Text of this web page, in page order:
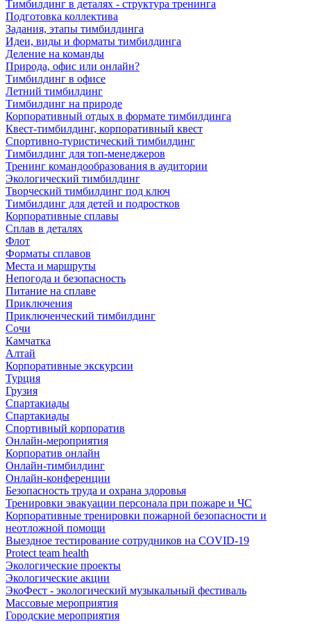
Тимбилдинг в деталях - структура тренинга
Подготовка коллектива
Задания, этапы тимбилдинга
Идеи, виды и форматы тимбилдинга
Деление на команды
Природа, офис или онлайн?
Тимбилдинг в офисе
Летний тимбилдинг
Тимбилдинг на природе
Корпоративный отдых в формате тимбилдинга
Квест-тимбилдинг, корпоративный квест
Спортивно-туристический тимбилдинг
Тимбилдинг для топ-менеджеров
Тренинг командообразования в аудитории
Экологический тимбилдинг
Творческий тимбилдинг под ключ
Тимбилдинг для детей и подростков
Корпоративные сплавы
Сплав в деталях
Флот
Форматы сплавов
Места и маршруты
Непогода и безопасность
Питание на сплаве
Приключения
Приключенческий тимбилдинг
Сочи
Камчатка
Алтай
Корпоративные экскурсии
Турция
Грузия
Спартакиады
Спартакиады
Спортивный корпоратив
Онлайн-мероприятия
Корпоратив онлайн
Онлайн-тимбилдинг
Онлайн-конференции
Безопасность труда и охрана здоровья
Тренировки эвакуации персонала при пожаре и ЧС
Корпоративные тренировки пожарной безопасности и
неотложной помощи
Выездное тестирование сотрудников на COVID-19
Protect team health
Экологические проекты
Экологические акции
ЭкоФест - экологический музыкальный фестиваль
Массовые мероприятия
Городские мероприятия